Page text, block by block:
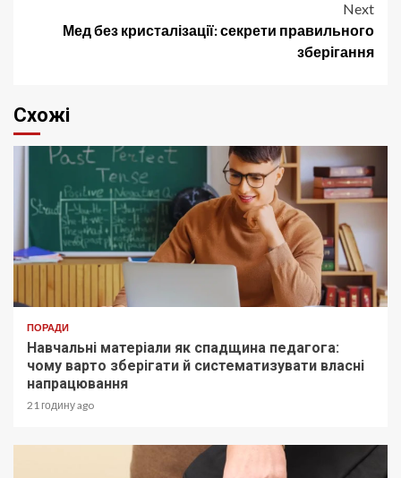
Next
Мед без кристалізації: секрети правильного
зберігання
Схожі
ПОРАДИ
Навчальні матеріали як спадщина педагога:
чому варто зберігати й систематизувати власні
напрацювання
21 годину ago